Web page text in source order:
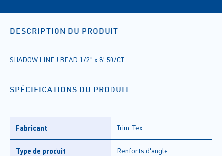
DESCRIPTION DU PRODUIT
SHADOW LINE J BEAD 1/2" x 8' 50/CT
SPÉCIFICATIONS DU PRODUIT
Fabricant Trim-Tex
Type de produit Renforts d'angle